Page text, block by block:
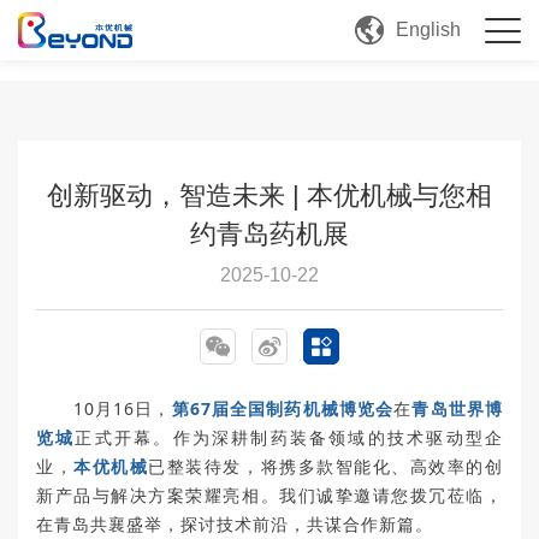
English
行业动态
创新驱动，智造未来 | 本优机械与您相
约青岛药机展
2025-10-22
10月16日， 第67届全国制药机械博览会在青岛世界博
览城正式开幕。作为深耕制药装备领域的技术驱动型企
业，本优机械已整装待发，将携多款智能化、高效率的创
新产品与解决方案荣耀亮相。我们诚挚邀请您拨冗莅临，
在青岛共襄盛举，探讨技术前沿，共谋合作新篇。